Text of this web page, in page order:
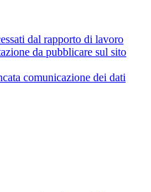
dal rapporto di lavoro
da pubblicare sul sito
comunicazione dei dati